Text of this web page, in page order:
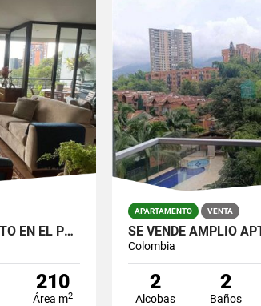
VENTA HERMOSO APARTAMENTO EN EL POBLADO
210
Área m2
APARTAMENTO VENTA
Colombia
2
Alcobas
2
Baños